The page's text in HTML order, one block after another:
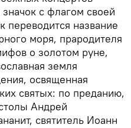
с флагом своей
название
моря, прародителя
о золотом руне,
земля
освященная
святых: по преданию,
Андрей
святитель Иоанн